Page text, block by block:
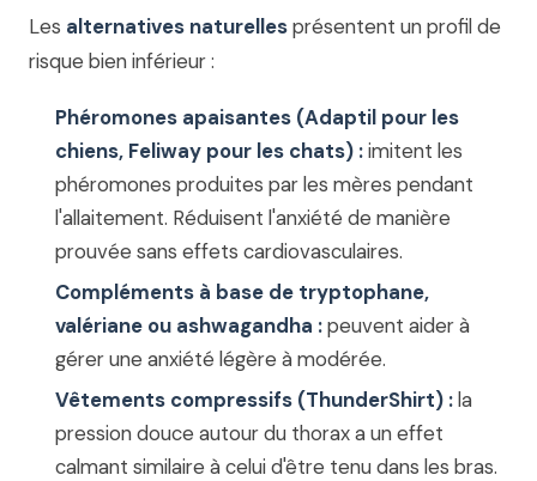
Les alternatives naturellesprésentent un profil de
risque bien inférieur :
Phéromones apaisantes (Adaptil pour les
chiens, Feliway pour les chats) :imitent les
phéromones produites par les mères pendant
l'allaitement. Réduisent l'anxiété de manière
prouvée sans effets cardiovasculaires.
Compléments à base de tryptophane,
valériane ou ashwagandha :peuvent aider à
gérer une anxiété légère à modérée.
Vêtements compressifs (ThunderShirt) :la
pression douce autour du thorax a un effet
calmant similaire à celui d'être tenu dans les bras.